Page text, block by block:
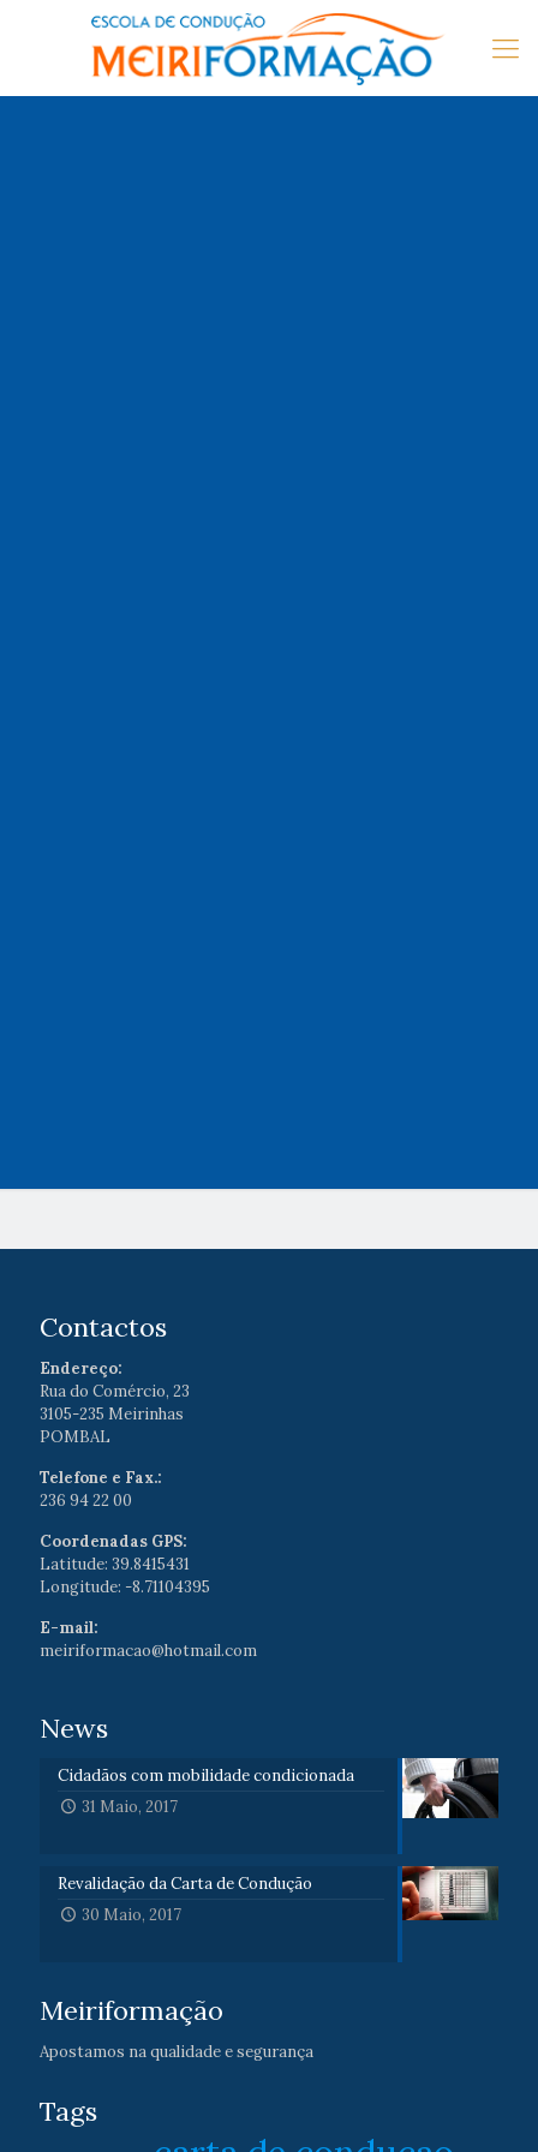
Contactos
Endereço:
Rua do Comércio, 23
3105-235 Meirinhas
POMBAL
Telefone e Fax.:
236 94 22 00
Coordenadas GPS:
Latitude: 39.8415431
Longitude: -8.71104395
E-mail:
meiriformacao@hotmail.com
News
Cidadãos com mobilidade condicionada
31 Maio, 2017
Revalidação da Carta de Condução
30 Maio, 2017
Meiriformação
Apostamos na qualidade e segurança
Tags